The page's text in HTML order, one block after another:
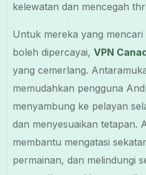
kelewatan dan mencegah
Untuk mereka yang
boleh dipercayai,VPN
yang cemerlang.
memudahkan pengguna
menyambung ke pelayan
dan menyesuaikan tetapan.
membantu mengatasi
permainan, dan melindungi